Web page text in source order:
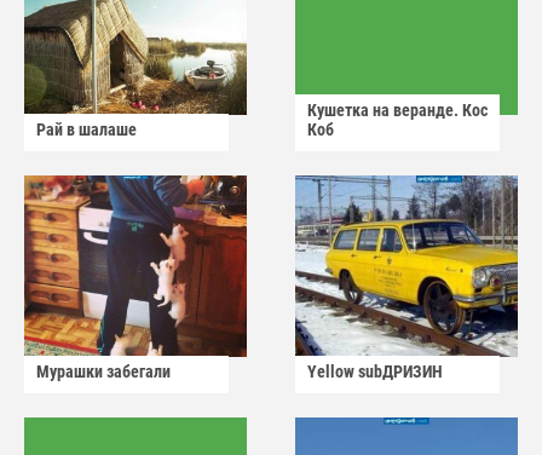
Рай в шалаше
Кушетка на веранде. Кос
Коб
Мурашки забегали Yellow subДРИЗИН